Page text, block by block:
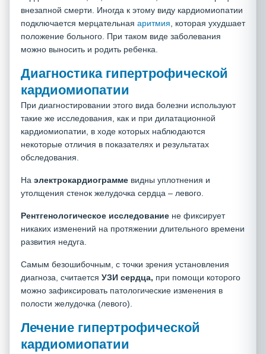
внезапной смерти. Иногда к этому виду кардиомиопатии
подключается мерцательная аритмия , которая ухудшает
положение больного. При таком виде заболевания
можно выносить и родить ребенка.
Диагностика гипертрофической
кардиомиопатии
При диагностировании этого вида болезни используют
такие же исследования, как и при дилатационной
кардиомиопатии, в ходе которых наблюдаются
некоторые отличия в показателях и результатах
обследования.
На электрокардиограмме видны уплотнения и
утолщения стенок желудочка сердца – левого.
Рентгенологическое исследование не фиксирует
никаких изменений на протяжении длительного времени
развития недуга.
Самым безошибочным, с точки зрения установления
диагноза, считается УЗИ сердца, при помощи которого
можно зафиксировать патологические изменения в
полости желудочка (левого).
Лечение гипертрофической
кардиомиопатии